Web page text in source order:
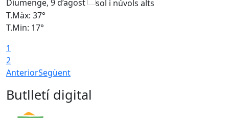
Diumenge, 9 d’agost
T.Màx: 37°
T.Min: 17°
1
2
AnteriorSegüent
Butlletí digital